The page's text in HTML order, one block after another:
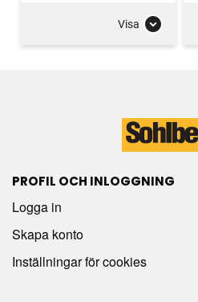
Visa
PROFIL OCH INLOGGNING
Logga in
Skapa konto
Inställningar för cookies